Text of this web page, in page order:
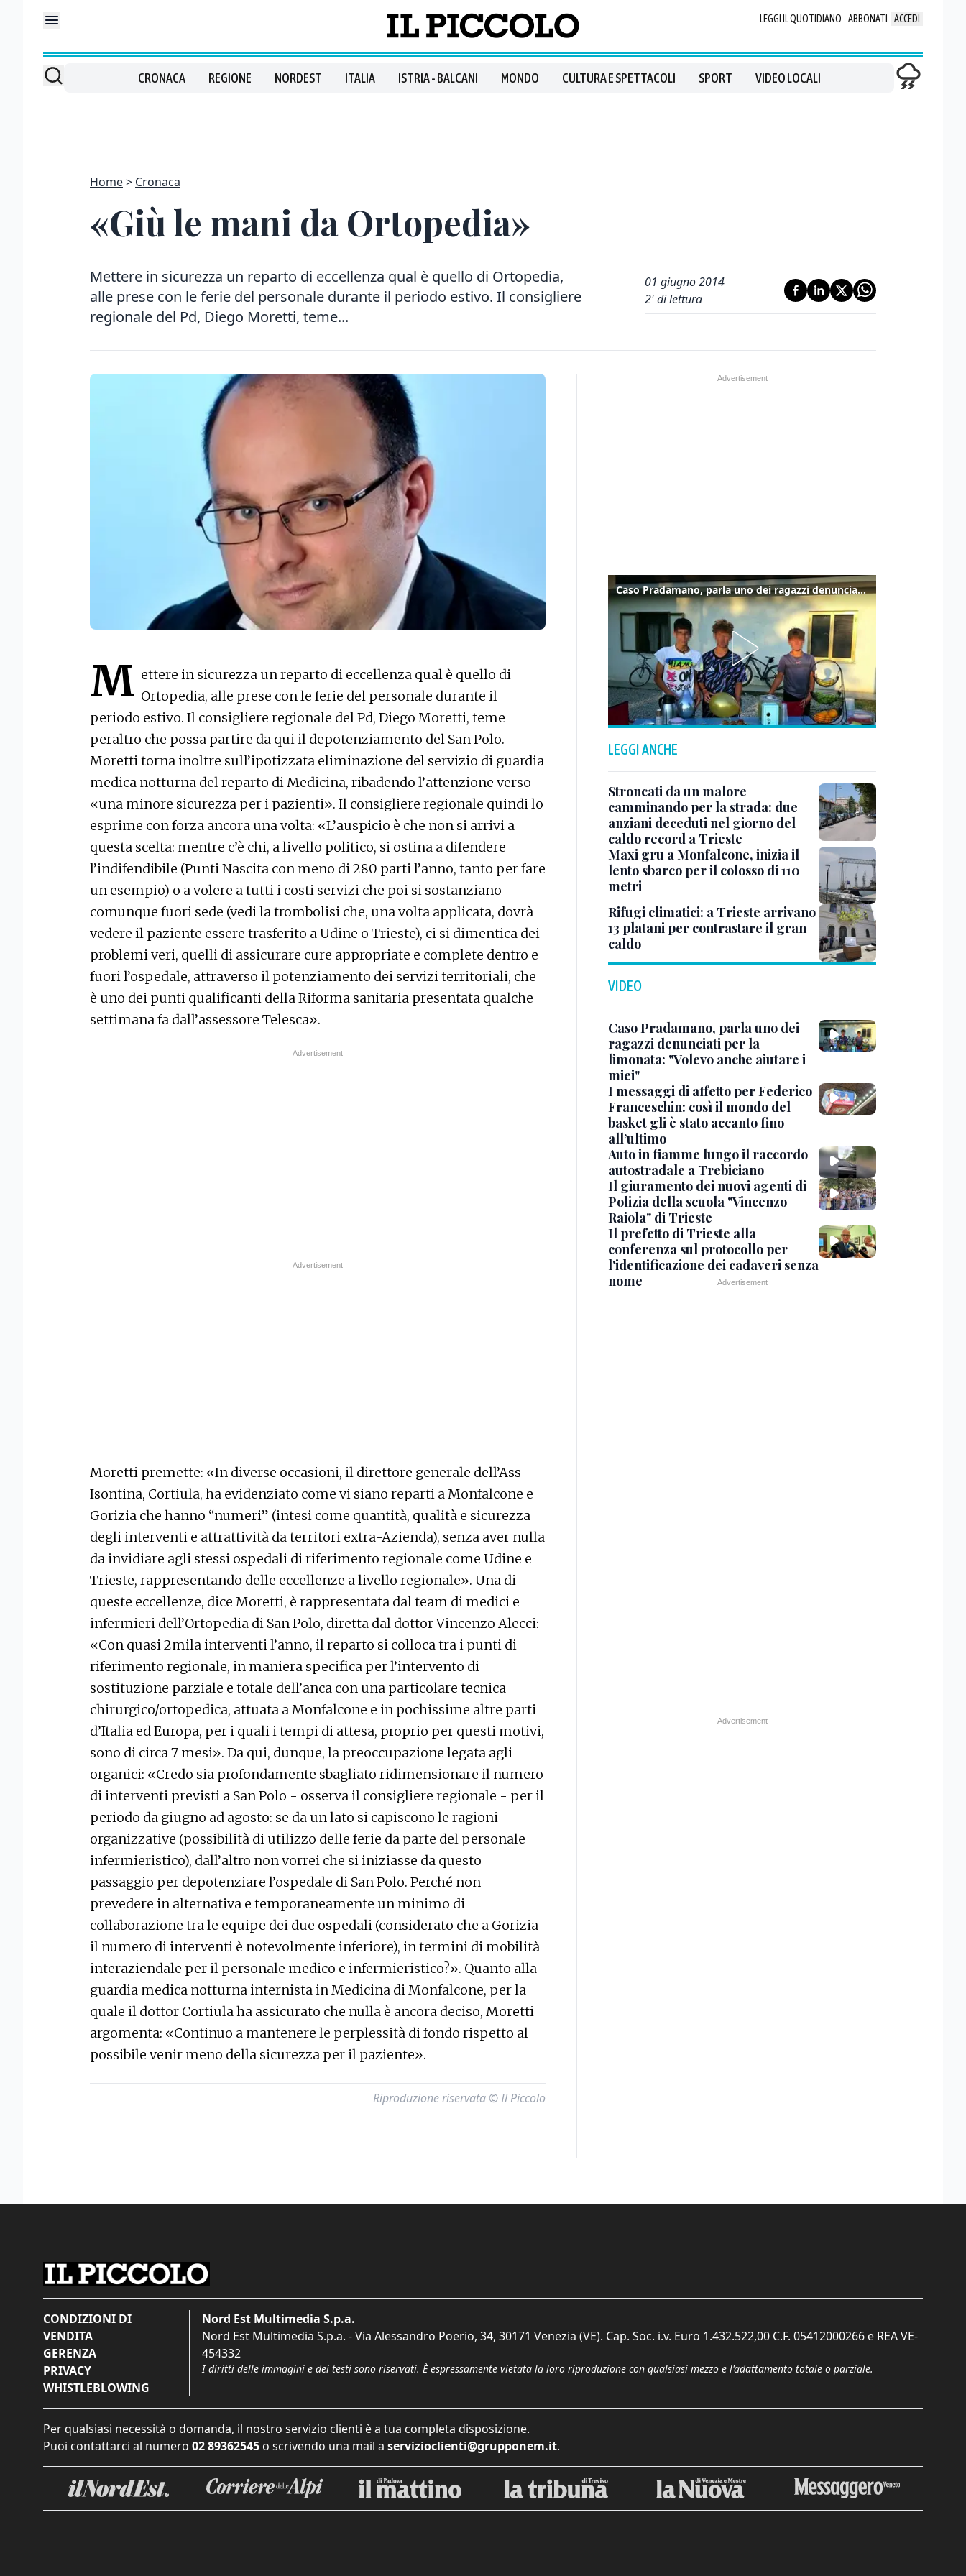
LEGGI IL QUOTIDIANO ABBONATI ACCEDI
CRONACA REGIONE NORDEST ITALIA ISTRIA - BALCANI MONDO CULTURA E SPETTACOLI SPORT VIDEO LOCALI
Home Cronaca
«Giù le mani da Ortopedia»
Mettere in sicurezza un reparto di eccellenza qual è quello di Ortopedia,
alle prese con le ferie del personale durante il periodo estivo. Il consigliere
regionale del Pd, Diego Moretti, teme...
01 giugno 2014
2' di lettura
M ettere in sicurezza un reparto di eccellenza qual è quello di
Ortopedia, alle prese con le ferie del personale durante il
periodo estivo. Il consigliere regionale del Pd, Diego Moretti, teme
peraltro che possa partire da qui il depotenziamento del San Polo.
Moretti torna inoltre sull’ipotizzata eliminazione del servizio di guardia
medica notturna del reparto di Medicina, ribadendo l’attenzione verso
«una minore sicurezza per i pazienti». Il consigliere regionale quindi lo
esprime con forza ancora una volta: «L’auspicio è che non si arrivi a
questa scelta: mentre c’è chi, a livello politico, si ostina a difendere
l’indifendibile (Punti Nascita con meno di 280 parti l’anno, tanto per fare
un esempio) o a volere a tutti i costi servizi che poi si sostanziano
comunque fuori sede (vedi la trombolisi che, una volta applicata, dovrà
vedere il paziente essere trasferito a Udine o Trieste), ci si dimentica dei
problemi veri, quelli di assicurare cure appropriate e complete dentro e
fuori l’ospedale, attraverso il potenziamento dei servizi territoriali, che
è uno dei punti qualificanti della Riforma sanitaria presentata qualche
settimana fa dall’assessore Telesca».
Moretti premette: «In diverse occasioni, il direttore generale dell’Ass
Isontina, Cortiula, ha evidenziato come vi siano reparti a Monfalcone e
Gorizia che hanno “numeri” (intesi come quantità, qualità e sicurezza
degli interventi e attrattività da territori extra-Azienda), senza aver nulla
da invidiare agli stessi ospedali di riferimento regionale come Udine e
Trieste, rappresentando delle eccellenze a livello regionale». Una di
queste eccellenze, dice Moretti, è rappresentata dal team di medici e
infermieri dell’Ortopedia di San Polo, diretta dal dottor Vincenzo Alecci:
«Con quasi 2mila interventi l’anno, il reparto si colloca tra i punti di
riferimento regionale, in maniera specifica per l’intervento di
sostituzione parziale e totale dell’anca con una particolare tecnica
chirurgico/ortopedica, attuata a Monfalcone e in pochissime altre parti
d’Italia ed Europa, per i quali i tempi di attesa, proprio per questi motivi,
sono di circa 7 mesi». Da qui, dunque, la preoccupazione legata agli
organici: «Credo sia profondamente sbagliato ridimensionare il numero
di interventi previsti a San Polo - osserva il consigliere regionale - per il
periodo da giugno ad agosto: se da un lato si capiscono le ragioni
organizzative (possibilità di utilizzo delle ferie da parte del personale
infermieristico), dall’altro non vorrei che si iniziasse da questo
passaggio per depotenziare l’ospedale di San Polo. Perché non
prevedere in alternativa e temporaneamente un minimo di
collaborazione tra le equipe dei due ospedali (considerato che a Gorizia
il numero di interventi è notevolmente inferiore), in termini di mobilità
interaziendale per il personale medico e infermieristico?». Quanto alla
guardia medica notturna internista in Medicina di Monfalcone, per la
quale il dottor Cortiula ha assicurato che nulla è ancora deciso, Moretti
argomenta: «Continuo a mantenere le perplessità di fondo rispetto al
possibile venir meno della sicurezza per il paziente».
Riproduzione riservata © Il Piccolo
Caso Pradamano, parla uno dei ragazzi denunciati per la limonata: "Volevo anche aiutare i miei"
LEGGI ANCHE
Stroncati da un malore
camminando per la strada: due
anziani deceduti nel giorno del
caldo record a Trieste
Maxi gru a Monfalcone, inizia il
lento sbarco per il colosso di 110
metri
Rifugi climatici: a Trieste arrivano
13 platani per contrastare il gran
caldo
VIDEO
Caso Pradamano, parla uno dei
ragazzi denunciati per la
limonata: "Volevo anche aiutare i
miei"
I messaggi di affetto per Federico
Franceschin: così il mondo del
basket gli è stato accanto fino
all’ultimo
Auto in fiamme lungo il raccordo
autostradale a Trebiciano
Il giuramento dei nuovi agenti di
Polizia della scuola "Vincenzo
Raiola" di Trieste
Il prefetto di Trieste alla
conferenza sul protocollo per
l'identificazione dei cadaveri senza
nome
CONDIZIONI DI
VENDITA
GERENZA
PRIVACY
WHISTLEBLOWING
Nord Est Multimedia S.p.a.
Nord Est Multimedia S.p.a. - Via Alessandro Poerio, 34, 30171 Venezia (VE). Cap. Soc. i.v. Euro 1.432.522,00 C.F. 05412000266 e REA VE-
454332
I diritti delle immagini e dei testi sono riservati. È espressamente vietata la loro riproduzione con qualsiasi mezzo e l'adattamento totale o parziale.
Per qualsiasi necessità o domanda, il nostro servizio clienti è a tua completa disposizione.
Puoi contattarci al numero 02 89362545 o scrivendo una mail a servizioclienti@grupponem.it.